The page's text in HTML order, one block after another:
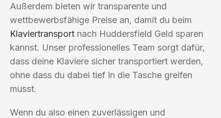
Außerdem bieten wir transparente und
wettbewerbsfähige Preise an, damit du beim
Klaviertransport nach Huddersfield Geld sparen
kannst. Unser professionelles Team sorgt dafür,
dass deine Klaviere sicher transportiert werden,
ohne dass du dabei tief in die Tasche greifen
musst.
Wenn du also einen zuverlässigen und